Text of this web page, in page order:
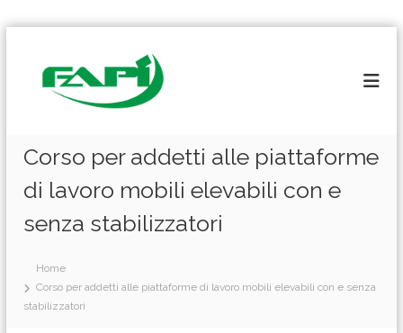
Corso per addetti alle piattaforme
di lavoro mobili elevabili con e
senza stabilizzatori
Home
Corso per addetti alle piattaforme di lavoro mobili elevabili con e senza
stabilizzatori